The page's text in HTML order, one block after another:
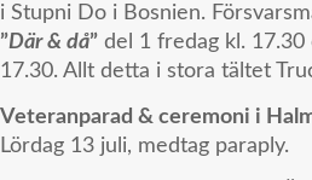
i Stupni Do i Bosnien.
”Där & då” del 1 fredag kl. 17.30
17.30. Allt detta i stora tältet
Veteranparad & ceremoni i
Lördag 13 juli, medtag paraply.